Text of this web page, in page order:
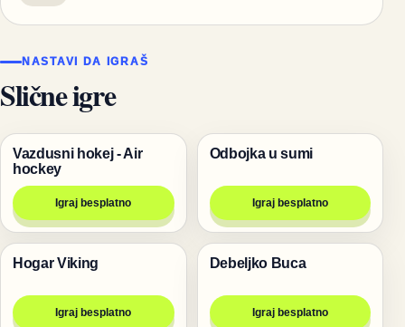
NASTAVI DA IGRAŠ
Slične igre
Igre za dvoje
Vazdusni hokej - Air
hockey
Igraj besplatno
Životinje
Odbojka u sumi
Igraj besplatno
Igre
Hogar Viking
Igraj besplatno
Igre
Debeljko Buca
Igraj besplatno